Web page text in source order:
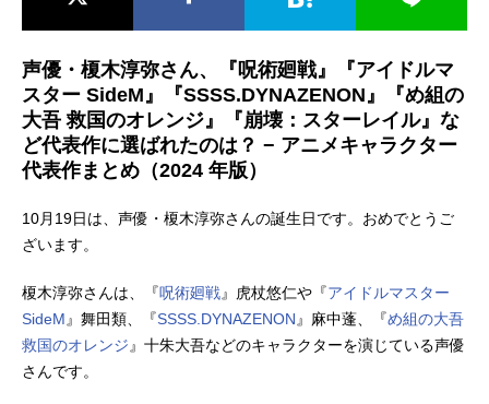
声優・榎木淳弥さん、『呪術廻戦』『アイドルマ
スター SideM』『SSSS.DYNAZENON』『め組の
大吾 救国のオレンジ』『崩壊：スターレイル』な
ど代表作に選ばれたのは？ − アニメキャラクター
代表作まとめ（2024 年版）
10月19日は、声優・榎木淳弥さんの誕生日です。おめでとうご
ざいます。
榎木淳弥さんは、『呪術廻戦』虎杖悠仁や『アイドルマスター
SideM 』舞田類、『SSSS.DYNAZENON 』麻中蓬、『め組の大吾
救国のオレンジ 』十朱大吾などのキャラクターを演じている声優
さんです。